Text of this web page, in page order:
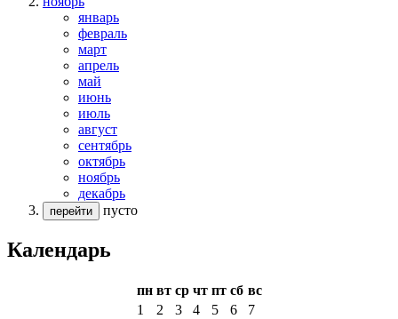
январь
февраль
март
апрель
май
июнь
июль
август
сентябрь
октябрь
ноябрь
декабрь
перейти пусто
Календарь
пн вт ср чт пт сб вс
1
2 3 4 5 6
7